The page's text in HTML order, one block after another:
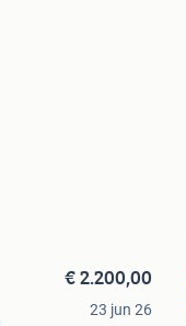
€ 2.200,00
23 jun 26